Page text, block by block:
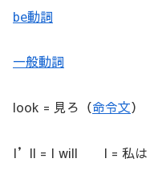
be動詞
一般動詞
look = 見ろ（命令文）
I’ll = I will I = 私は